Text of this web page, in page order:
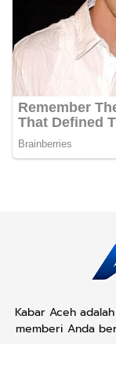
Kabar Aceh
memberi Anda